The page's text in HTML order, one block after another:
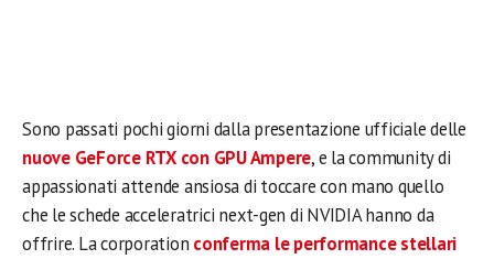
Sono passati pochi giorni dalla presentazione ufficiale delle
nuove GeForce RTX con GPU Ampere, e la community di
appassionati attende ansiosa di toccare con mano quello
che le schede acceleratrici next-gen di NVIDIA hanno da
offrire. La corporation conferma le performance stellari